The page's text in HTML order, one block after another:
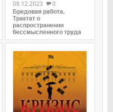
09.12.2023
0
Бредовая работа.
Трактат о
распространении
бессмысленного труда